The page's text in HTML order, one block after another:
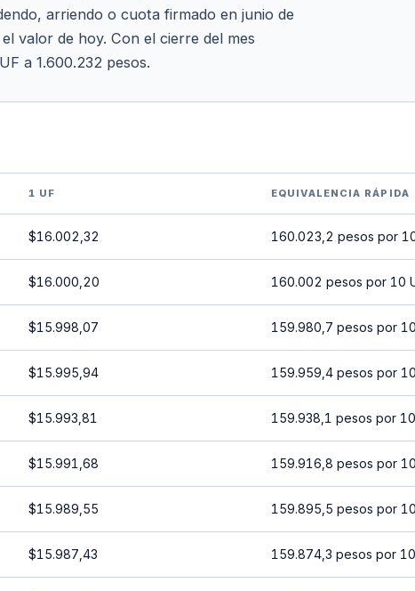
arriendo o cuota firmado en junio de
valor de hoy. Con el cierre del mes
a 1.600.232 pesos.
1 UF EQUIVALENCIA RÁPIDA
$16.002,32 160.023,2 pesos por
$16.000,20 160.002 pesos por 10
$15.998,07 159.980,7 pesos por
$15.995,94 159.959,4 pesos por
$15.993,81 159.938,1 pesos por
$15.991,68 159.916,8 pesos por
$15.989,55 159.895,5 pesos por
$15.987,43 159.874,3 pesos por